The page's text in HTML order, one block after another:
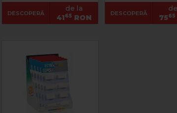
conditionat
DESCOPERĂ
de la
4165 RON DESCOPERĂ
7565